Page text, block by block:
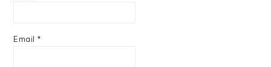
Email *